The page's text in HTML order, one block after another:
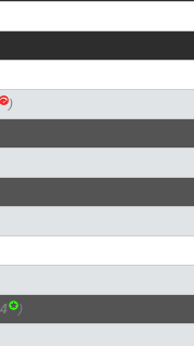
)
)